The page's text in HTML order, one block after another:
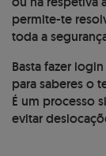
permite-te
toda a
Basta fazer
para saberes o
É um processo
evitar